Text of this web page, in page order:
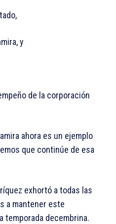
y
de la corporación
ahora es un ejemplo
que continúe de esa
exhortó a todas las
a mantener este
temporada decembrina.